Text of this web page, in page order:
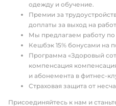
одежду и обучение.
Премии за
доплаты за выход на
Мы предлагаем работу по
Кешбэк 15% бонусами на
Программа «Здоровый
компенсация
и абонемента в фитнес-
Страховая защита от
Присоединяйтесь к нам и